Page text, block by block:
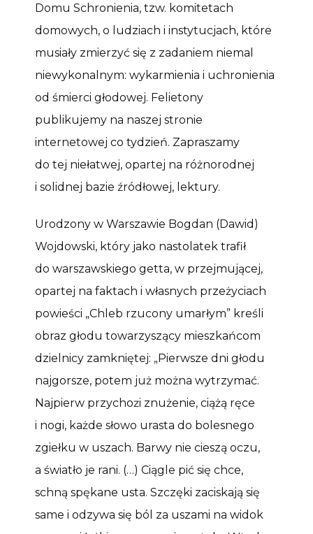
Domu Schronienia, tzw. komitetach
domowych, o ludziach i instytucjach, które
musiały zmierzyć się z zadaniem niemal
niewykonalnym: wykarmienia i uchronienia
od śmierci głodowej. Felietony
publikujemy na naszej stronie
internetowej co tydzień. Zapraszamy
do tej niełatwej, opartej na różnorodnej
i solidnej bazie źródłowej, lektury.
Urodzony w Warszawie Bogdan (Dawid)
Wojdowski, który jako nastolatek trafił
do warszawskiego getta, w przejmującej,
opartej na faktach i własnych przeżyciach
powieści „Chleb rzucony umarłym” kreśli
obraz głodu towarzyszący mieszkańcom
dzielnicy zamkniętej: „Pierwsze dni głodu
najgorsze, potem już można wytrzymać.
Najpierw przychoǳi znużenie, ciążą ręce
i nogi, każde słowo urasta do bolesnego
zgiełku w uszach. Barwy nie cieszą oczu,
a światło je rani. (…) Ciągle pić się chce,
schną spękane usta. Szczęki zaciskają się
same i odzywa się ból za uszami na widok